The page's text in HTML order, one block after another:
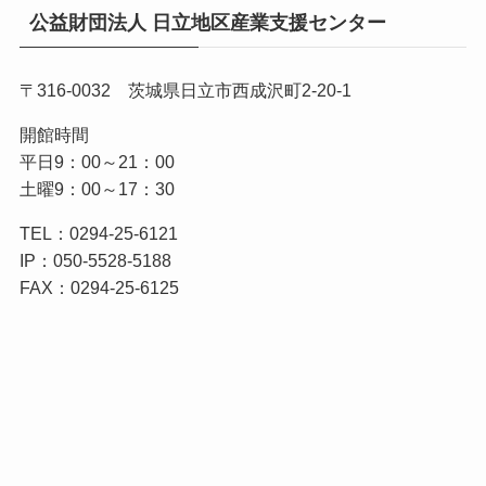
公益財団法人 日立地区産業支援センター
〒316-0032 茨城県日立市西成沢町2-20-1
開館時間
平日9：00～21：00
土曜9：00～17：30
TEL：0294-25-6121
IP：050-5528-5188
FAX：0294-25-6125